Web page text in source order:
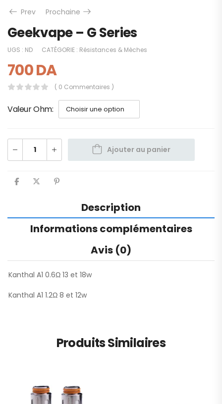
Prev
Prochaine
Geekvape – G Series
UGS : ND CATÉGORIE : Résistances & Mèches
700DA
( 0 Commentaires )
Valeur Ohm
Ajouter au panier
Description
Informations complémentaires
Avis (0)
Kanthal A1 0.6Ω 13 et 18w
Kanthal A1 1.2Ω 8 et 12w
Produits Similaires